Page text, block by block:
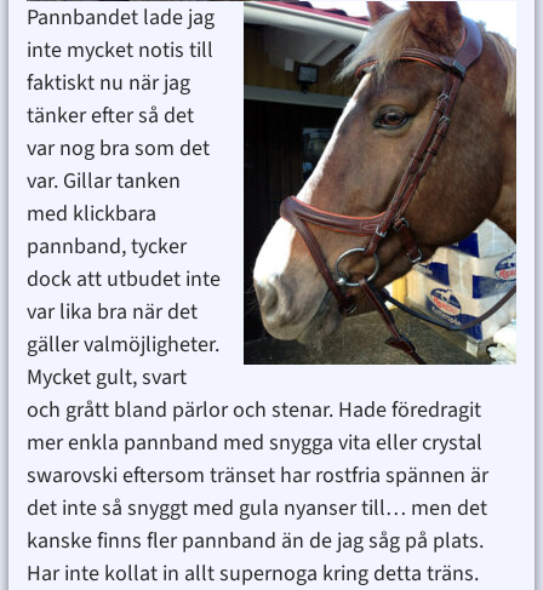
Pannbandet lade jag
inte mycket notis till
faktiskt nu när jag
tänker efter så det
var nog bra som det
var. Gillar tanken
med klickbara
pannband, tycker
dock att utbudet inte
var lika bra när det
gäller valmöjligheter.
Mycket gult, svart
och grått bland pärlor och stenar. Hade föredragit
mer enkla pannband med snygga vita eller crystal
swarovski eftersom tränset har rostfria spännen är
det inte så snyggt med gula nyanser till… men det
kanske finns fler pannband än de jag såg på plats.
Har inte kollat in allt supernoga kring detta träns.